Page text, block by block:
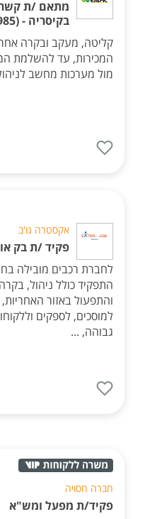
מתאם /ת
בקיסריה - (774985)
קליטה, מעקב ובקרה
המכירות, עד להשלמת
מול מערכות מחשב
אקסטרה גו'ב
פקיד /ת בק
לחברת רכבים מובילה
התפקיד כולל ניהול,
והתפעול באזור
למוסכים, לספקים
גבוהה, ...
חברה חסויה
פקיד/ת מפעל ומש"א